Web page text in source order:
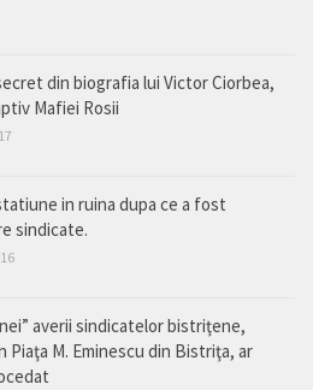
din biografia lui Victor Ciorbea,
Mafiei Rosii
in ruina dupa ce a fost
sindicate.
averii sindicatelor bistriţene,
Piaţa M. Eminescu din Bistriţa, ar